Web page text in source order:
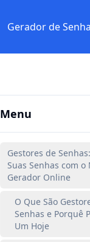
Gerador de
Menu
Gestores de
Suas Senhas com o
Gerador Online
O Que São
Senhas e Porquê
Um Hoje